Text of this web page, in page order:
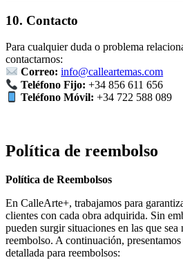
10. Contacto
Para cualquier duda o problema
contactarnos:
Correo: info@calleartemas.com
Teléfono Fijo: +34 856 611 656
Teléfono Móvil: +34 722 588 089
Política de reembolso
Política de Reembolsos
En CalleArte+, trabajamos para
clientes con cada obra adquirida. Sin
pueden surgir situaciones en las que sea
reembolso. A continuación,
detallada para reembolsos: